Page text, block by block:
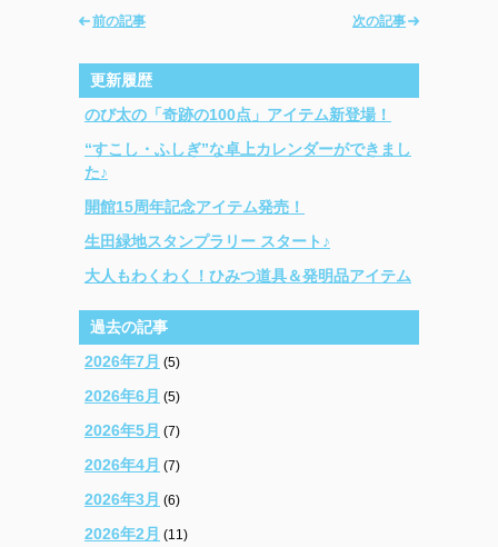
次の記事
前の記事
更新履歴
のび太の「奇跡の100点」アイテム新登場！
“すこし・ふしぎ”な卓上カレンダーができまし
た♪
開館15周年記念アイテム発売！
生田緑地スタンプラリー スタート♪
大人もわくわく！ひみつ道具＆発明品アイテム
過去の記事
2026年7月 (5)
2026年6月 (5)
2026年5月 (7)
2026年4月 (7)
2026年3月 (6)
2026年2月 (11)